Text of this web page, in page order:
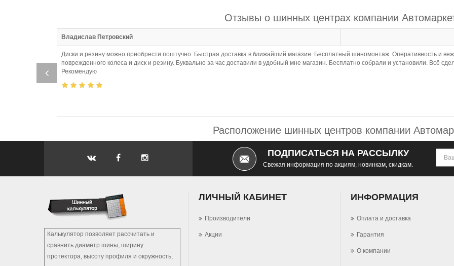
Отзывы о шинных центрах компании
Владислав Петровский
Диски и резину можно приобрести поштучно. Быстрая доставка в ближайший магазин. Бесплатный шиномонтаж. Оперативность и
поврежденного колеса и диск и резину. Буквально за час доставили в удобный мне магазин. Бесплатно собрали и установили. Всё
Рекомендую
Расположение шинных центров компании
ПОДПИСАТЬСЯ НА РАССЫЛКУ
Свежая информация по акциям, новинкам, скидкам.
Калькулятор позволяет рассчитать и
сравнить диаметр шины, ширину
протектора, высоту профиля и окружность,
ЛИЧНЫЙ КАБИНЕТ
Производители
Акции
ИНФОРМАЦИЯ
Оплата и доставка
Гарантия
О компании